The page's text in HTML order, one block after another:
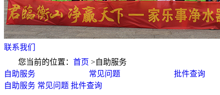
联系我们
您当前的位置： 首页 >自助服务
自助服务
常见问题
批件查询
自助服务 常见问题 批件查询